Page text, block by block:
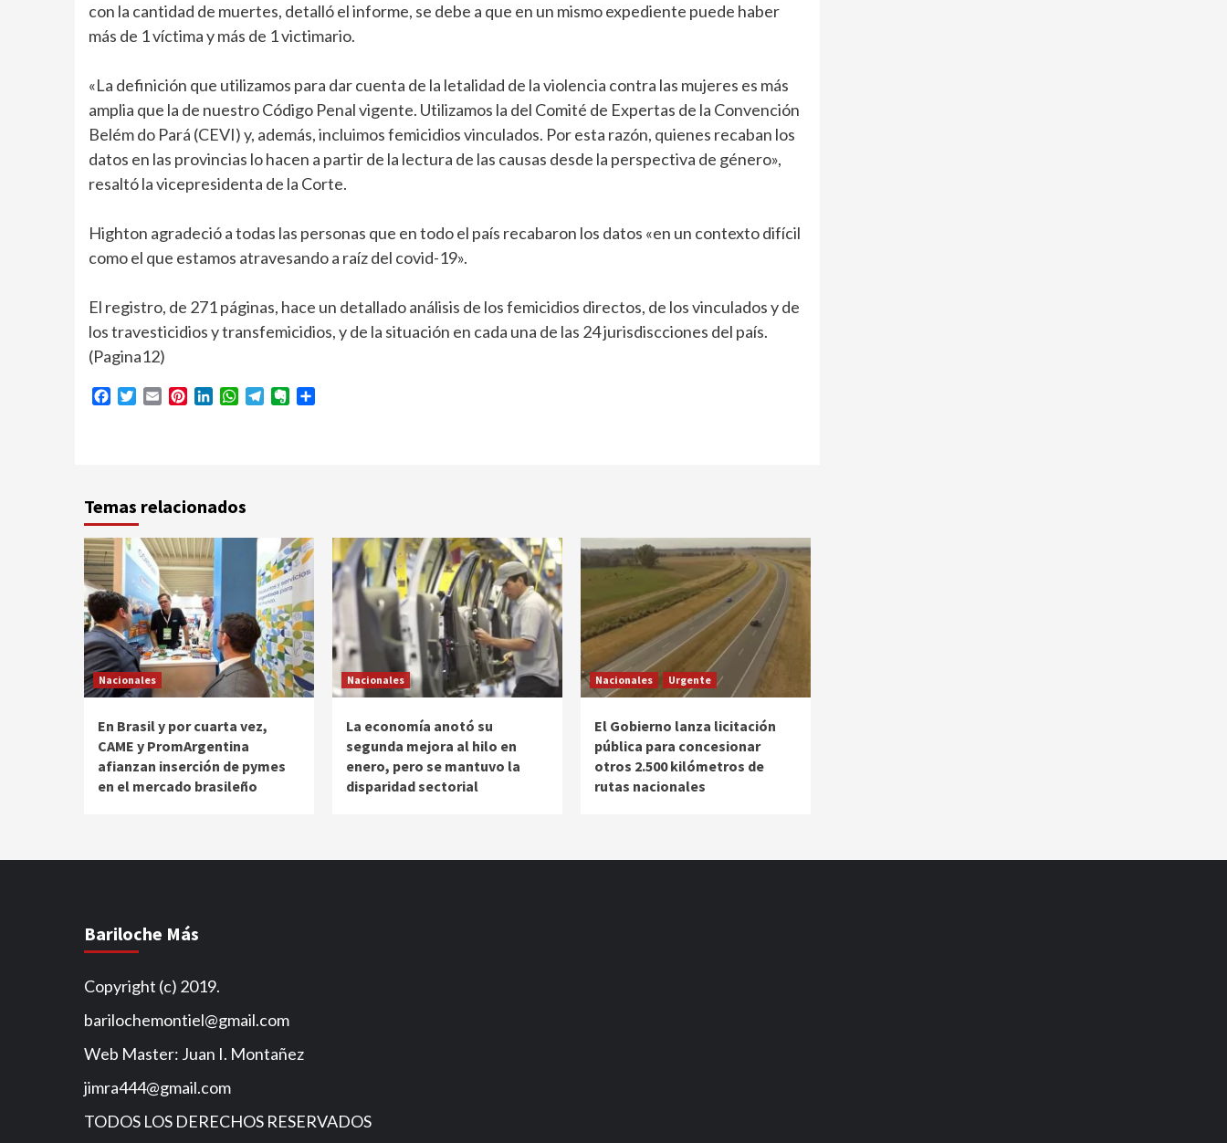
con la cantidad de muertes, detalló el informe, se debe a que en un mismo expediente puede haber
más de 1 víctima y más de 1 victimario.
«La definición que utilizamos para dar cuenta de la letalidad de la violencia contra las mujeres es más
amplia que la de nuestro Código Penal vigente. Utilizamos la del Comité de Expertas de la Convención
Belém do Pará (CEVI) y, además, incluimos femicidios vinculados. Por esta razón, quienes recaban los
datos en las provincias lo hacen a partir de la lectura de las causas desde la perspectiva de género»,
resaltó la vicepresidenta de la Corte.
Highton agradeció a todas las personas que en todo el país recabaron los datos «en un contexto difícil
como el que estamos atravesando a raíz del covid-19».
El registro, de 271 páginas, hace un detallado análisis de los femicidios directos, de los vinculados y de
los travesticidios y transfemicidios, y de la situación en cada una de las 24 jurisdiscciones del país.
(Pagina12)
Facebook
Twitter
Email PinterestLinkedInWhatsApp
TelegramEvernote
Temas relacionados
Nacionales
En Brasil y por cuarta vez,
CAME y PromArgentina
afianzan inserción de pymes
en el mercado brasileño
Nacionales
La economía anotó su
segunda mejora al hilo en
enero, pero se mantuvo la
disparidad sectorial
Nacionales Urgente
El Gobierno lanza licitación
pública para concesionar
otros 2.500 kilómetros de
rutas nacionales
Bariloche Más
Copyright (c) 2019.
barilochemontiel@gmail.com
Web Master: Juan I. Montañez
jimra444@gmail.com
TODOS LOS DERECHOS RESERVADOS